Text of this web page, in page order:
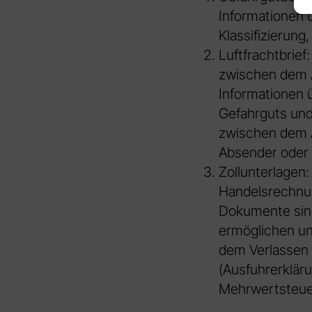
Informationen
Luftfrachtbrief:
zwischen
Informationen
Gefahrguts
zwischen dem
Absender
Dokumente
ermöglichen
dem